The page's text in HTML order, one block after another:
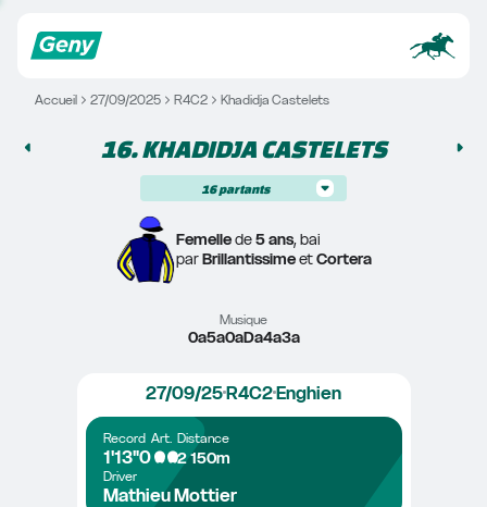
Accueil 27/09/2025 R4C2 Khadidja Castelets
16. KHADIDJA CASTELETS
16 partants
Femelle de 5 ans, bai
par Brillantissime et Cortera
Musique
0a5a0aDa4a3a
27/09/25R4C2Enghien
Record
1'13"0
Art. Distance
2 150m
Driver
Mathieu Mottier